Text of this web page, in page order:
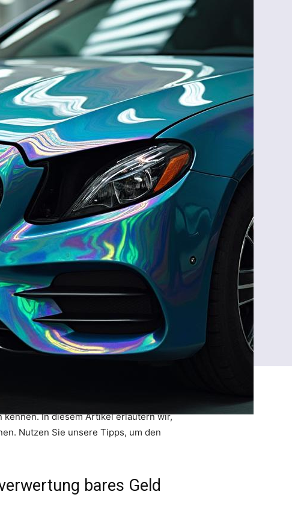
In diesem Artikel erläutern wir,
Nutzen Sie unsere Tipps, um den
bares Geld